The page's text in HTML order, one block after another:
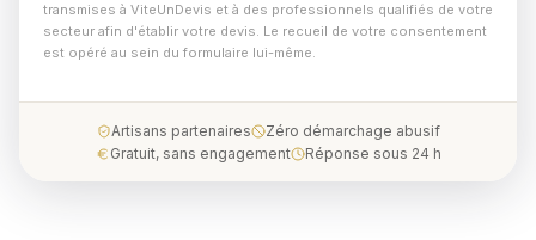
transmises à ViteUnDevis et à des professionnels qualifiés de votre
secteur afin d'établir votre devis. Le recueil de votre consentement
est opéré au sein du formulaire lui-même.
Artisans partenaires
Zéro démarchage abusif
Gratuit, sans engagement
Réponse sous 24 h